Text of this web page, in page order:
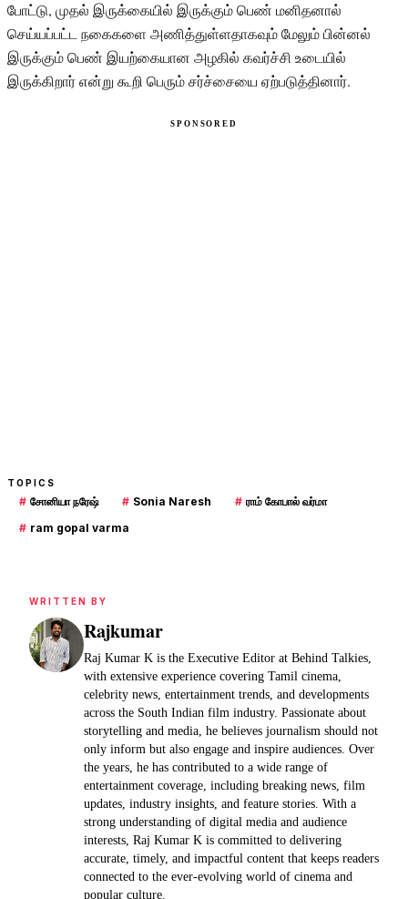
போட்டு, முதல் இருக்கையில் இருக்கும் பெண் மனிதனால்
செய்யப்பட்ட நகைகளை அணித்துள்ளதாகவும் மேலும் பின்னல்
இருக்கும் பெண் இயற்கையான அழகில் கவர்ச்சி உடையில்
இருக்கிறார் என்று கூறி பெரும் சர்ச்சையை ஏற்படுத்தினார்.
TOPICS
# சோனியா நரேஷ் # Sonia Naresh # ராம் கோபால் வர்மா
# ram gopal varma
WRITTEN BY
Rajkumar
Raj Kumar K is the Executive Editor at Behind Talkies,
with extensive experience covering Tamil cinema,
celebrity news, entertainment trends, and developments
across the South Indian film industry. Passionate about
storytelling and media, he believes journalism should not
only inform but also engage and inspire audiences. Over
the years, he has contributed to a wide range of
entertainment coverage, including breaking news, film
updates, industry insights, and feature stories. With a
strong understanding of digital media and audience
interests, Raj Kumar K is committed to delivering
accurate, timely, and impactful content that keeps readers
connected to the ever-evolving world of cinema and
popular culture.